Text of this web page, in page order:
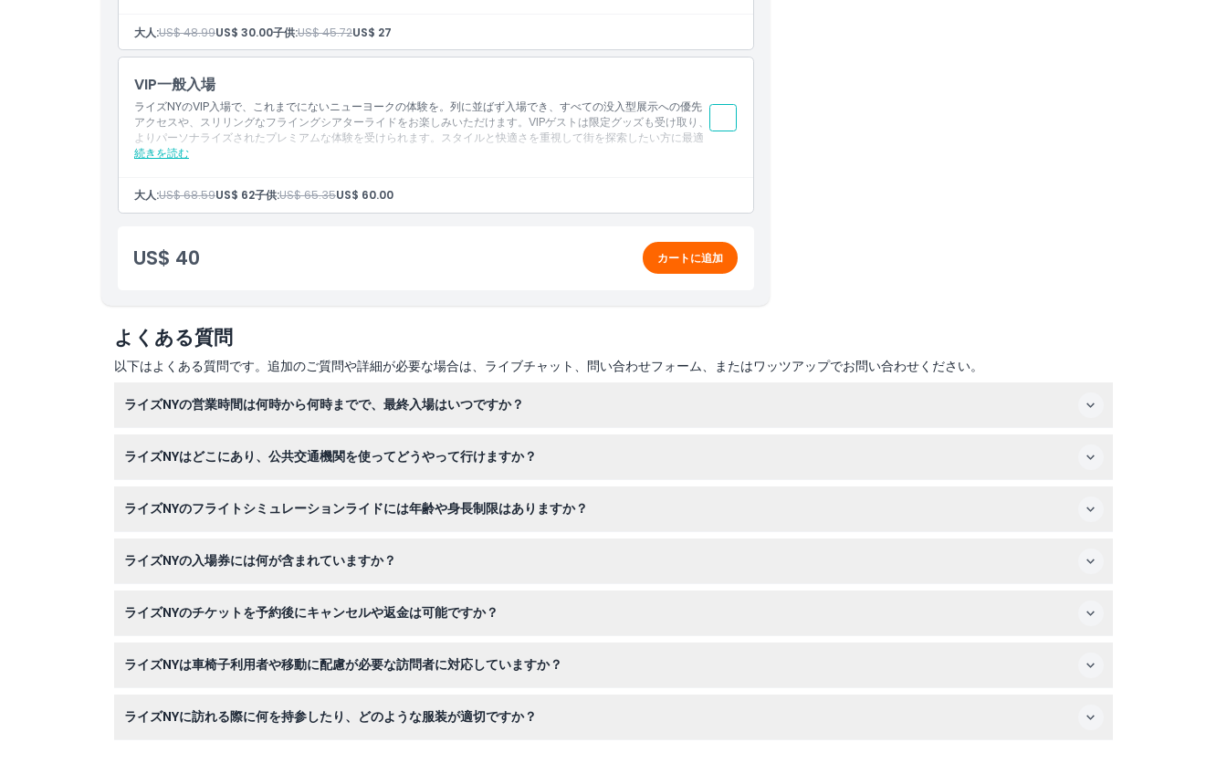
キャンセルポリシー
大人:US$ 48.99US$ 30.00子供:US$ 45.72US$ 27
VIP一般入場
ライズNYのVIP入場で、これまでにないニューヨークの体験を。列に並ばず入場でき、すべての没入型展示への優先
アクセスや、スリリングなフライングシアターライドをお楽しみいただけます。VIPゲストは限定グッズも受け取り、
よりパーソナライズされたプレミアムな体験を受けられます。スタイルと快適さを重視して街を探索したい方に最適
です。
続きを読む
大人:US$ 68.59US$ 62子供:US$ 65.35US$ 60.00
US$ 40 カートに追加
よくある質問
以下はよくある質問です。追加のご質問や詳細が必要な場合は、ライブチャット、問い合わせフォーム、またはワッツアップでお問い合わせください。
ライズNYの営業時間は何時から何時までで、最終入場はいつですか？
すので、ご予約時にご確認ください）。
ライズNYはどこにあり、公共交通機関を使ってどうやって行けますか？
ターミナル駅など近隣の地下鉄駅から簡単にアクセスできます。
ライズNYのフライトシミュレーションライドには年齢や身長制限はありますか？
ライズNYの入場券には何が含まれていますか？
ライズNYのチケットを予約後にキャンセルや返金は可能ですか？
ライズNYは車椅子利用者や移動に配慮が必要な訪問者に対応していますか？
ライズNYに訪れる際に何を持参したり、どのような服装が適切ですか？